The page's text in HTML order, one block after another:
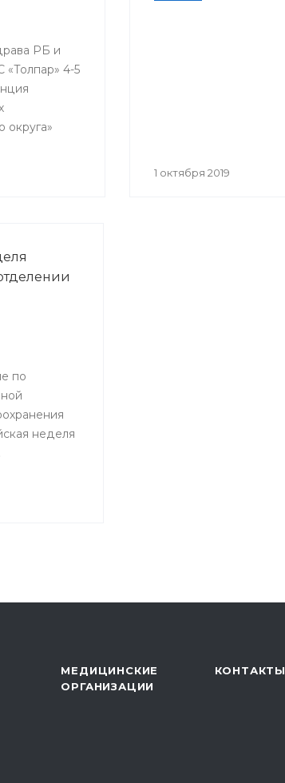
РБ и
4-5
округа»
1 октября 2019
по
неделя
МЕДИЦИНСКИЕ
ОРГАНИЗАЦИИ
КОНТАКТЫ